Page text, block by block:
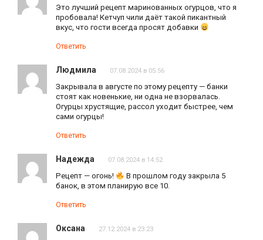
Это лучший рецепт маринованных огурцов, что я
пробовала! Кетчуп чили даёт такой пикантный
вкус, что гости всегда просят добавки
Ответить
Людмила 07.08.2024 в 05:56
Закрывала в августе по этому рецепту — банки
стоят как новенькие, ни одна не взорвалась.
Огурцы хрустящие, рассол уходит быстрее, чем
сами огурцы!
Ответить
Надежда 07.08.2024 в 14:52
Рецепт — огонь!
В прошлом году закрыла 5
банок, в этом планирую все 10.
Ответить
Оксана 27.12.2024 в 23:23